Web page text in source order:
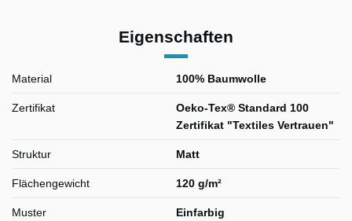
Eigenschaften
Material 100% Baumwolle
Zertifikat
Oeko-Tex® Standard 100
Zertifikat "Textiles Vertrauen"
Struktur Matt
Flächengewicht 120 g/m²
Muster Einfarbig